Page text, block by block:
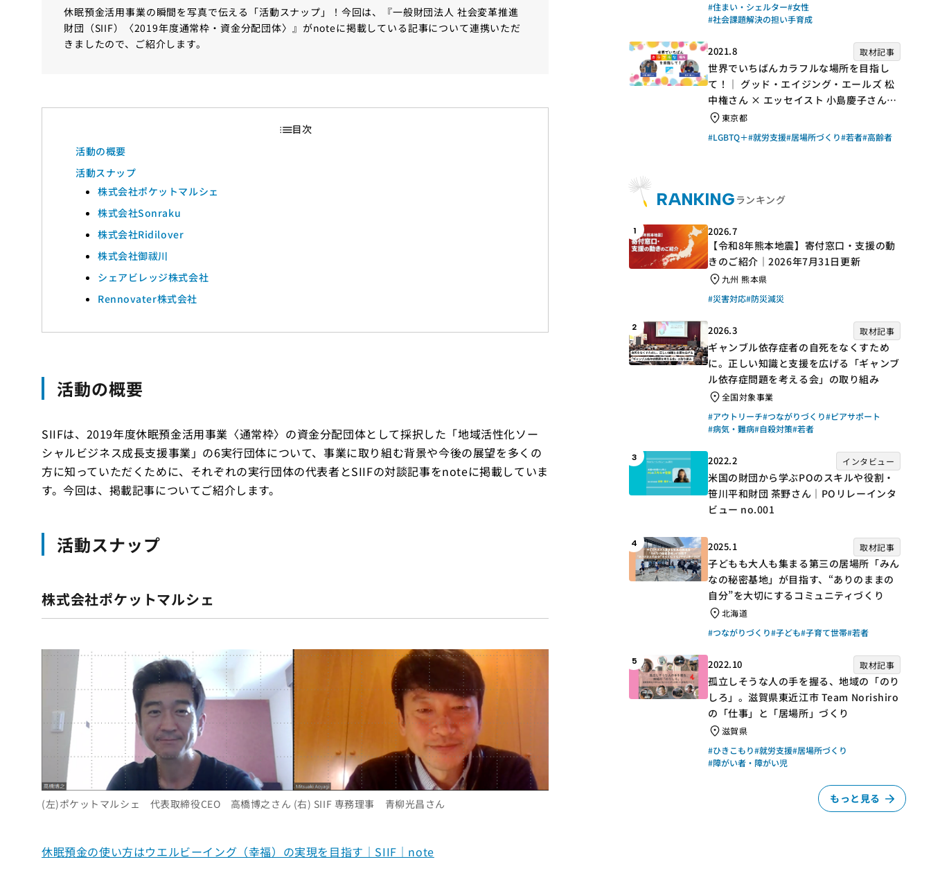
休眠預金活用事業の瞬間を写真で伝える「活動スナップ」！今回は、『一般財団法人 社会変革推進
財団（SIIF）〈2019年度通常枠・資金分配団体〉』がnoteに掲載している記事について連携いただ
きましたので、ご紹介します。
活動の概要
活動スナップ
株式会社ポケットマルシェ
株式会社Sonraku
株式会社Ridilover
株式会社御祓川
シェアビレッジ株式会社
Rennovater株式会社
活動の概要
SIIFは、2019年度休眠預金活用事業〈通常枠〉の資金分配団体として採択した「地域活性化ソー
シャルビジネス成長支援事業」の6実行団体について、事業に取り組む背景や今後の展望を多くの
方に知っていただくために、それぞれの実行団体の代表者とSIIFの対談記事をnoteに掲載していま
す。今回は、掲載記事についてご紹介します。
活動スナップ
株式会社ポケットマルシェ
(左)ポケットマルシェ 代表取締役CEO 高橋博之さん (右) SIIF 専務理事 青柳光昌さん
休眠預金の使い方はウエルビーイング（幸福）の実現を目指す｜SIIF｜note
#住まい・シェルター#女性
#社会課題解決の担い手育成
2021.8 取材記事
世界でいちばんカラフルな場所を目指し
て！｜ グッド・エイジング・エールズ 松
中権さん × エッセイスト 小島慶子さん
【聞き手】
東京都
#LGBTQ＋#就労支援#居場所づくり#若者#高齢者
RANKING ランキング
1 2026.7
【令和8年熊本地震】寄付窓口・支援の動
きのご紹介｜2026年7月31日更新
九州 熊本県
#災害対応#防災減災
2 2026.3 取材記事
ギャンブル依存症者の自死をなくすため
に。正しい知識と支援を広げる「ギャンブ
ル依存症問題を考える会」の取り組み
全国対象事業
#アウトリーチ#つながりづくり#ピアサポート
#病気・難病#自殺対策#若者
3 2022.2 インタビュー
米国の財団から学ぶPOのスキルや役割・
笹川平和財団 茶野さん｜POリレーインタ
ビュー no.001
4 2025.1 取材記事
子どもも大人も集まる第三の居場所「みん
なの秘密基地」が目指す、“ありのままの
自分”を大切にするコミュニティづくり
北海道
#つながりづくり#子ども#子育て世帯#若者
5 2022.10 取材記事
孤立しそうな人の手を握る、地域の「のり
しろ」。滋賀県東近江市 Team Norishiro
の「仕事」と「居場所」づくり
滋賀県
#ひきこもり#就労支援#居場所づくり
#障がい者・障がい児
もっと見る